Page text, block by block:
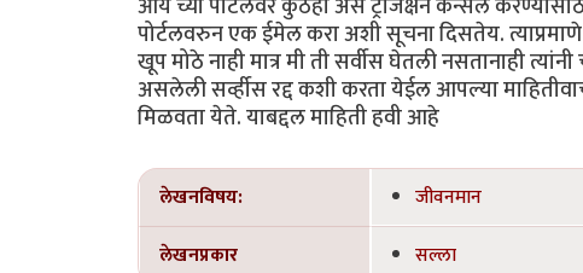
पोर्टलवरुन एक ईमेल करा अशी सूचना दिसतेय.
खूप मोठे नाही मात्र मी ती सर्वीस घेतली नसतानाही
असलेली सर्व्हीस रद्द कशी करता येईल आपल्या
मिळवता येते. याबद्दल माहिती हवी आहे
लेखनविषय:
जीवनमान
लेखनप्रकार
सल्ला